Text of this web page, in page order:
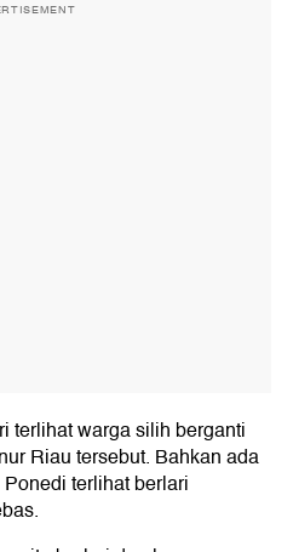
terlihat warga silih berganti
Riau tersebut. Bahkan ada
terlihat berlari